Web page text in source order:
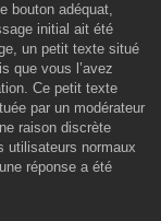
bouton adéquat,
initial ait été
un petit texte situé
que vous l’avez
Ce petit texte
par un modérateur
raison discrète
utilisateurs normaux
réponse a été